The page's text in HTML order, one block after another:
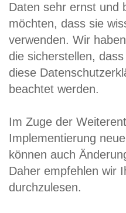
Daten sehr ernst und
möchten, dass sie
verwenden. Wir
die sicherstellen,
diese
beachtet werden.
Im Zuge der
Implementierung
können auch
Daher empfehlen wir
durchzulesen.